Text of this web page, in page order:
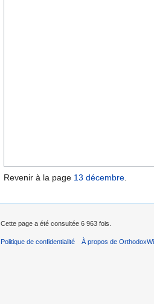
Revenir à la page 13 décembre.
Cette page a été consultée 6 963 fois.
Politique de confidentialité À propos de